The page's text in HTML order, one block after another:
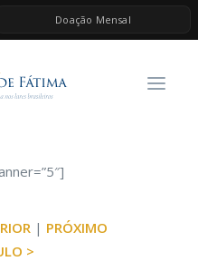
Doação Mensal
| PRÓXIMO
>